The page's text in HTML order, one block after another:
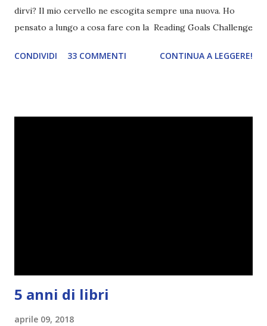
dirvi? Il mio cervello ne escogita sempre una nuova. Ho
pensato a lungo a cosa fare con la Reading Goals Challenge
ho scoperto che anche alcuni di voi avrebbero fatto così,
CONDIVIDI 33 COMMENTI CONTINUA A LEGGERE!
5 anni di libri
aprile 09, 2018